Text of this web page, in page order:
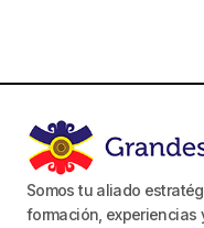
Somos tu aliado
formación, experiencias